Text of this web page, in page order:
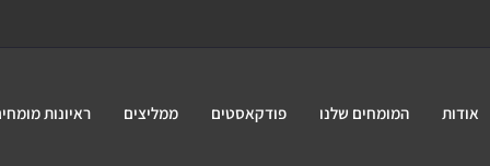
אודות המומחים שלנו פודקאסטים ממליצים ראיונות